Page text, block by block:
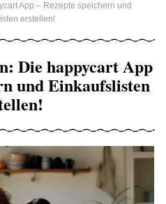
App – Rezepte speichern und
erstellen!
Die happycart App
und Einkaufslisten